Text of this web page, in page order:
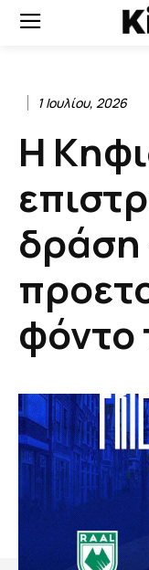
1 Ιουλίου, 2026
Η
δράση
φόντο